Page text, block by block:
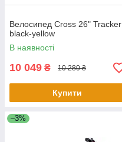
Велосипед Cross 26" Tracker
black-yellow
В наявності
10 049 ₴ 10 280 ₴
Купити
–3%